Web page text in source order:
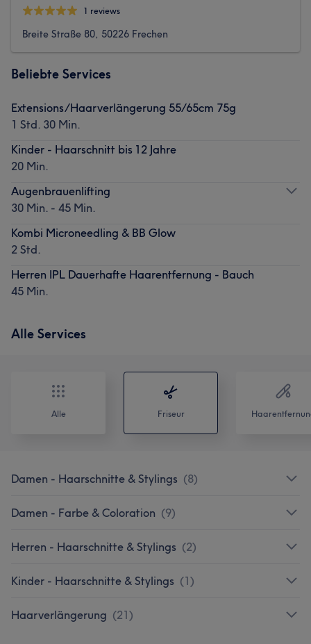
1 reviews
Breite Straße 80, 50226 Frechen
Beliebte Services
Extensions/Haarverlängerung 55/65cm 75g
1 Std. 30 Min.
Kinder - Haarschnitt bis 12 Jahre
20 Min.
Augenbrauenlifting
30 Min. - 45 Min.
Kombi Microneedling & BB Glow
2 Std.
Herren IPL Dauerhafte Haarentfernung - Bauch
45 Min.
Alle Services
Alle Friseur
Damen - Haarschnitte & Stylings (8)
Damen - Farbe & Coloration (9)
Herren - Haarschnitte & Stylings (2)
Kinder - Haarschnitte & Stylings (1)
Haarverlängerung (21)